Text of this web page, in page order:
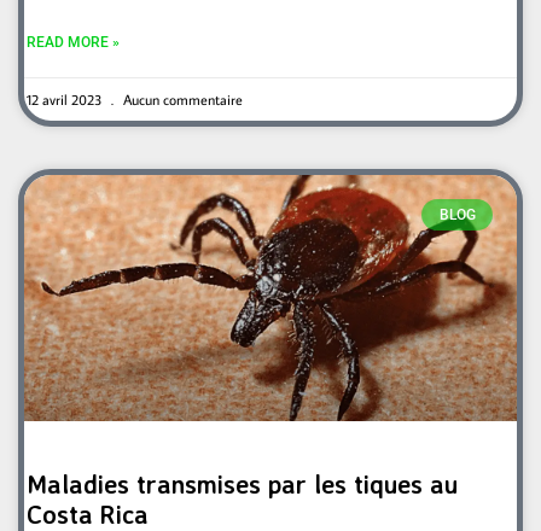
READ MORE »
12 avril 2023 Aucun commentaire
BLOG
Maladies transmises par les tiques au
Costa Rica